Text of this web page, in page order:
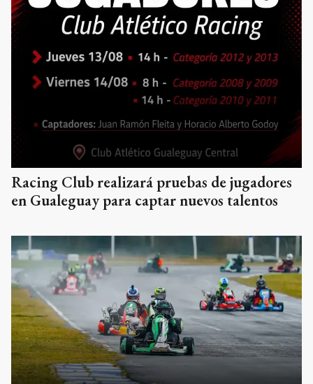
Racing Club realizará pruebas de jugadores
en Gualeguay para captar nuevos talentos